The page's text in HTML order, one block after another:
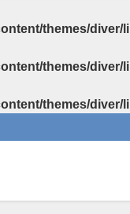
themes/diver/
themes/diver/
themes/diver/